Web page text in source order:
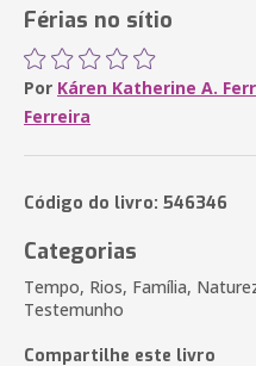
Férias no sítio
Por Káren Katherine A.
Ferreira
Código do livro: 546346
Categorias
Tempo, Rios, Família,
Testemunho
Compartilhe este livro